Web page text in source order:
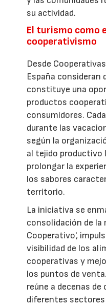
su actividad.
El turismo como
cooperativismo
Desde
España consideran
constituye una
productos
consumidores.
durante las
según la
al tejido productivo
prolongar la
los sabores
territorio.
La iniciativa se
consolidación de la
Cooperativo',
visibilidad de los
cooperativas y
los puntos de
reúne a decenas
diferentes